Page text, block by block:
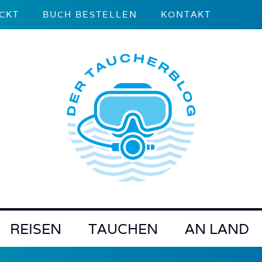
BUCH BESTELLEN KONTAKT
REISEN TAUCHEN AN LAND